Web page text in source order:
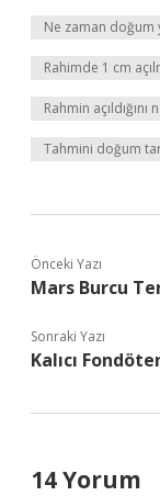
Ne zaman doğum
Rahimde 1 cm
Rahmin açıldığını
Tahmini doğum
Önceki Yazı
Mars Burcu
Sonraki Yazı
Kalıcı
14 Yorum